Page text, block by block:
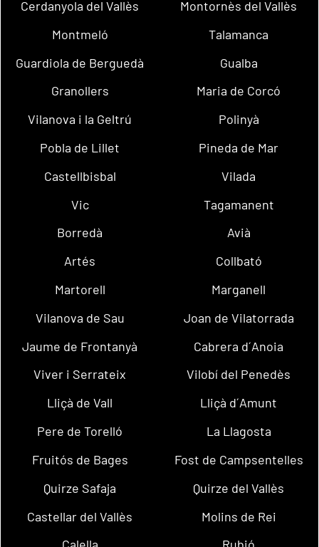
Cerdanyola del Vallès
Montornès del Vallès
Montmeló
Talamanca
Guardiola de Berguedà
Gualba
Granollers
Maria de Corcó
Vilanova i la Geltrú
Polinyà
Pobla de Lillet
Pineda de Mar
Castellbisbal
Vilada
Vic
Tagamanent
Borredà
Avià
Artés
Collbató
Martorell
Marganell
Vilanova de Sau
Joan de Vilatorrada
Jaume de Frontanyà
Cabrera d´Anoia
Viver i Serrateix
Vilobí del Penedès
Lliçà de Vall
Lliçà d´Amunt
Pere de Torelló
La Llagosta
Fruitós de Bages
Fost de Campsentelles
Quirze Safaja
Quirze del Vallès
Castellar del Vallès
Molins de Rei